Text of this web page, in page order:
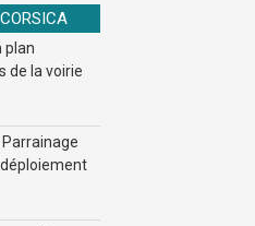
plan
de la voirie